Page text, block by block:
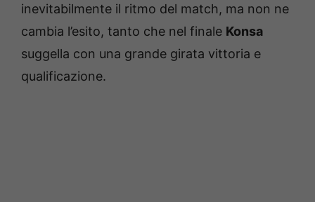
inevitabilmente il ritmo del match, ma non ne
cambia l’esito, tanto che nel finale Konsa
suggella con una grande girata vittoria e
qualificazione.